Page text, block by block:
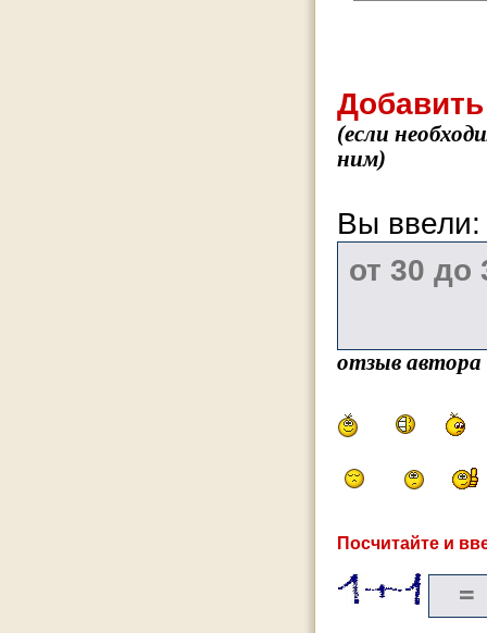
(если
ним)
Вы
отзыв
Посчитайте и